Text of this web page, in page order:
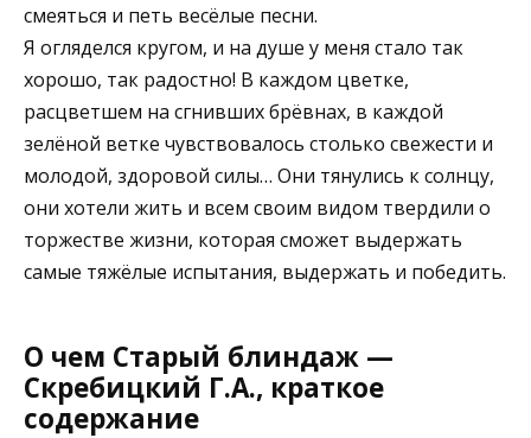
смеяться и петь весёлые песни.
Я огляделся кругом, и на душе у меня стало так
хорошо, так радостно! В каждом цветке,
расцветшем на сгнивших брёвнах, в каждой
зелёной ветке чувствовалось столько свежести и
молодой, здоровой силы… Они тянулись к солнцу,
они хотели жить и всем своим видом твердили о
торжестве жизни, которая сможет выдержать
самые тяжёлые испытания, выдержать и победить.
О чем Старый блиндаж —
Скребицкий Г.А., краткое
содержание